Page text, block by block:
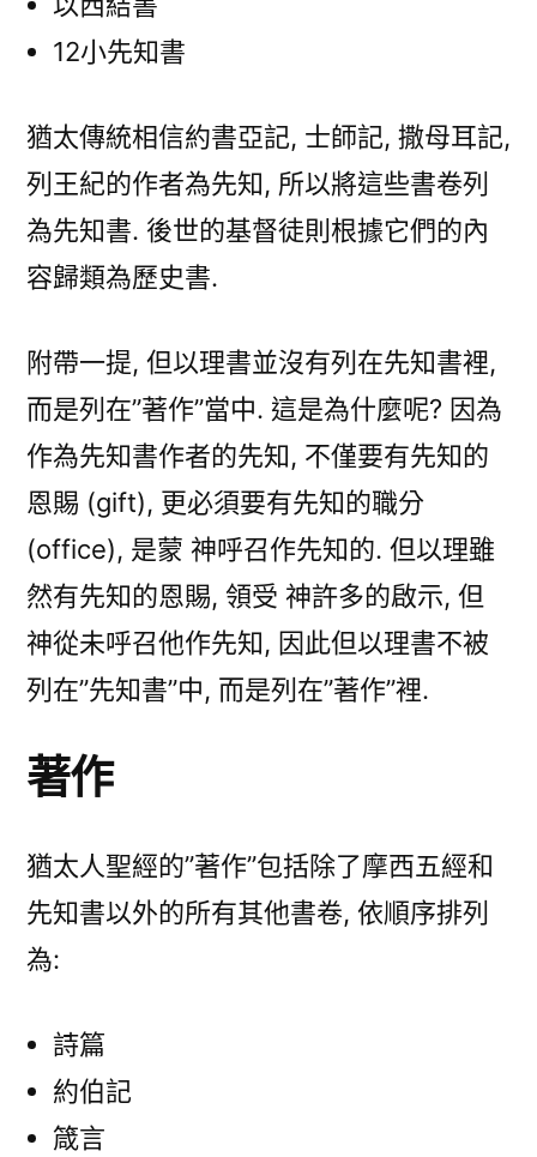
12小先知書
猶太傳統相信約書亞記, 士師記, 撒母耳記,
列王紀的作者為先知, 所以將這些書卷列
為先知書. 後世的基督徒則根據它們的內
容歸類為歷史書.
附帶一提, 但以理書並沒有列在先知書裡,
而是列在”著作”當中. 這是為什麼呢? 因為
作為先知書作者的先知, 不僅要有先知的
恩賜 (gift), 更必須要有先知的職分
(office), 是蒙 神呼召作先知的. 但以理雖
然有先知的恩賜, 領受 神許多的啟示, 但
神從未呼召他作先知, 因此但以理書不被
列在”先知書”中, 而是列在”著作”裡.
著作
猶太人聖經的”著作”包括除了摩西五經和
先知書以外的所有其他書卷, 依順序排列
為:
詩篇
約伯記
箴言